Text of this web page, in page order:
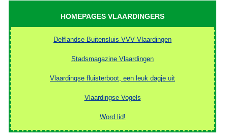
HOMEPAGES VLAARDINGERS
Delflandse Buitensluis VVV Vlaardingen
Stadsmagazine Vlaardingen
Vlaardingse fluisterboot, een leuk dagje uit
Vlaardingse Vogels
Word lid!